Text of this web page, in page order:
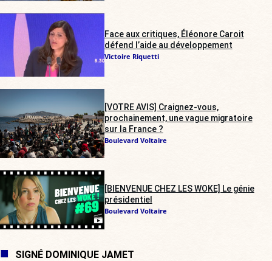
Face aux critiques, Éléonore Caroit
défend l’aide au développement
Victoire Riquetti
[VOTRE AVIS] Craignez-vous,
prochainement, une vague migratoire
sur la France ?
Boulevard Voltaire
[BIENVENUE CHEZ LES WOKE] Le génie
présidentiel
Boulevard Voltaire
SIGNÉ DOMINIQUE JAMET